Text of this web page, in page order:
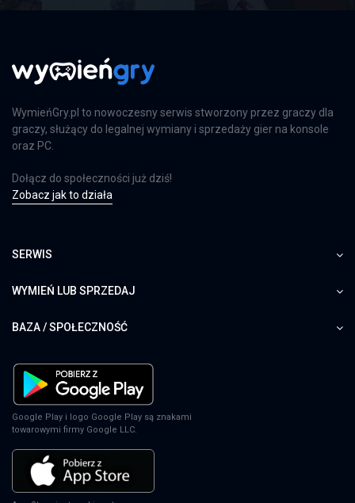
XSX
EA Sports FC 24
EA Sports FC 24
EA Sports FC 24
SWITCH
WymieńGry.pl to nowoczesny serwis stworzony przez graczy dla
graczy, służący do legalnej wymiany i sprzedaży gier na konsole
oraz PC.
Dołącz do społeczności już dziś!
Zobacz jak to działa
SERWIS
WYMIEŃ LUB SPRZEDAJ
BAZA / SPOŁECZNOŚĆ
Google Play i logo Google Play są znakami
towarowymi firmy Google LLC.